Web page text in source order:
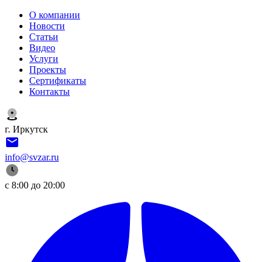
О компании
Новости
Статьи
Видео
Услуги
Проекты
Сертификаты
Контакты
г. Иркутск
info@svzar.ru
с 8:00 до 20:00